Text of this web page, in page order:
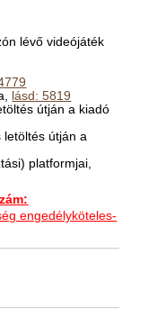
lévő videójáték
lásd: 5819
útján a kiadó
útján a
platformjai,
engedélyköteles-